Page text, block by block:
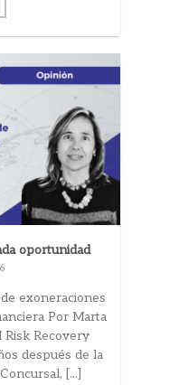
oportunidad
exoneraciones
Por Marta
Risk Recovery
después de la
[...]